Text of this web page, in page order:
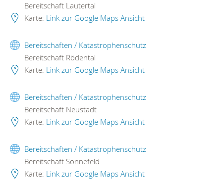
Bereitschaft Lautertal
Karte: Link zur Google Maps Ansicht
Bereitschaften / Katastrophenschutz
Bereitschaft Rödental
Karte: Link zur Google Maps Ansicht
Bereitschaften / Katastrophenschutz
Bereitschaft Neustadt
Karte: Link zur Google Maps Ansicht
Bereitschaften / Katastrophenschutz
Bereitschaft Sonnefeld
Karte: Link zur Google Maps Ansicht